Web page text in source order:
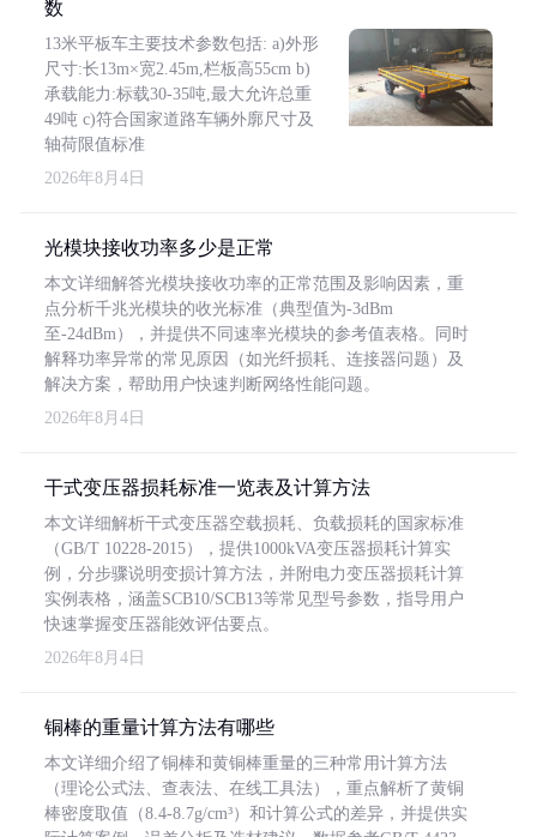
数
13米平板车主要技术参数包括: a)外形
尺寸:长13m×宽2.45m,栏板高55cm b)
承载能力:标载30-35吨,最大允许总重
49吨 c)符合国家道路车辆外廓尺寸及
轴荷限值标准
2026年8月4日
光模块接收功率多少是正常
本文详细解答光模块接收功率的正常范围及影响因素，重
点分析千兆光模块的收光标准（典型值为-3dBm
至-24dBm），并提供不同速率光模块的参考值表格。同时
解释功率异常的常见原因（如光纤损耗、连接器问题）及
解决方案，帮助用户快速判断网络性能问题。
2026年8月4日
干式变压器损耗标准一览表及计算方法
本文详细解析干式变压器空载损耗、负载损耗的国家标准
（GB/T 10228-2015），提供1000kVA变压器损耗计算实
例，分步骤说明变损计算方法，并附电力变压器损耗计算
实例表格，涵盖SCB10/SCB13等常见型号参数，指导用户
快速掌握变压器能效评估要点。
2026年8月4日
铜棒的重量计算方法有哪些
本文详细介绍了铜棒和黄铜棒重量的三种常用计算方法
（理论公式法、查表法、在线工具法），重点解析了黄铜
棒密度取值（8.4-8.7g/cm³）和计算公式的差异，并提供实